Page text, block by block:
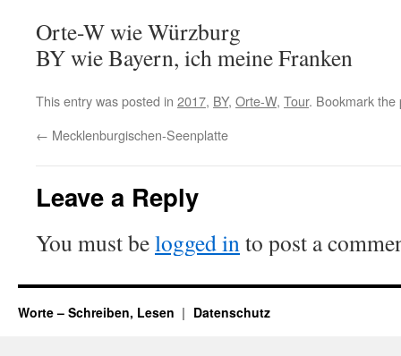
Orte-W wie Würzburg
BY wie Bayern, ich meine Franken
This entry was posted in 2017, BY, Orte-W, Tour. Bookmark the
← Mecklenburgischen-Seenplatte
Leave a Reply
You must belogged into post a
Worte – Schreiben, Lesen Datenschutz